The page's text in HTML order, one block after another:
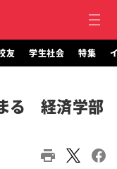
友 学生社会 特集
る 経済学部